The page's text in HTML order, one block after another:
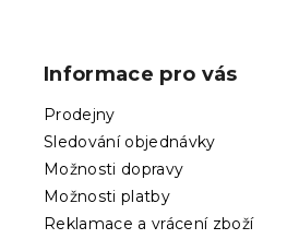
Informace pro vás
Prodejny
Sledování objednávky
Možnosti dopravy
Možnosti platby
Reklamace a vrácení zboží